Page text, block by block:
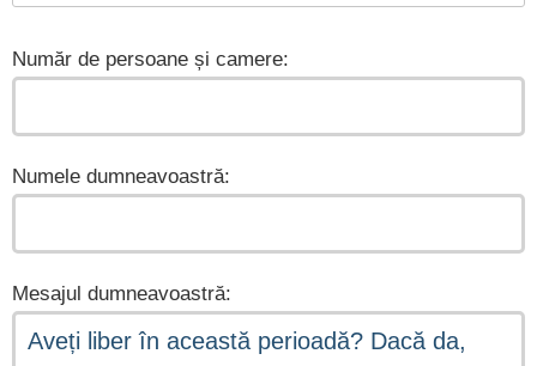
Număr de persoane și camere:
Numele dumneavoastră:
Mesajul dumneavoastră: